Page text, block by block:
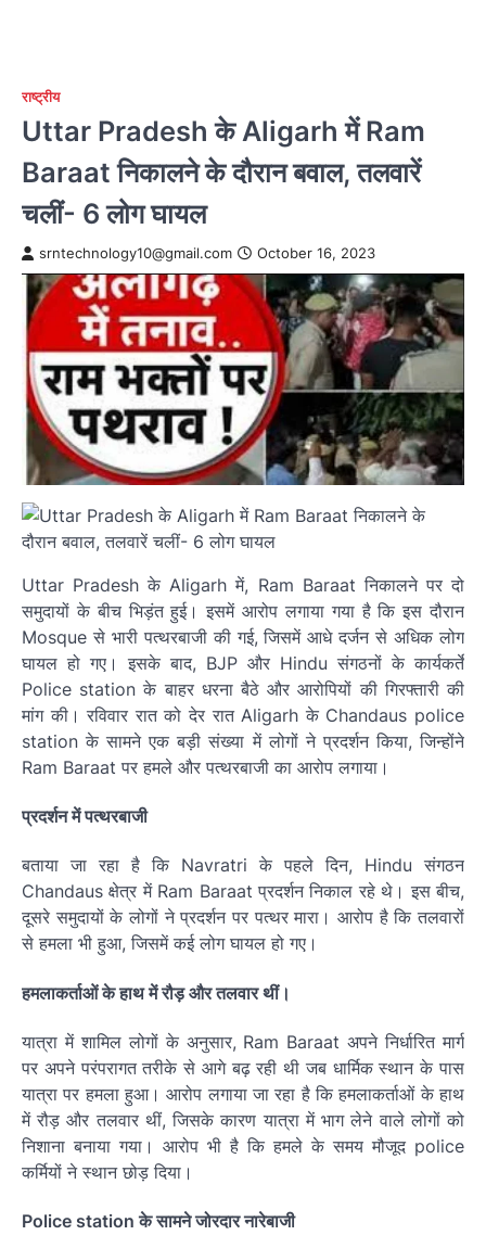
राष्ट्रीय
Uttar Pradesh के Aligarh में Ram
Baraat निकालने के दौरान बवाल, तलवारें
चलीं- 6 लोग घायल
srntechnology10@gmail.com October 16, 2023
Uttar Pradesh के Aligarh में, Ram Baraat निकालने पर दो
समुदायों के बीच भिड़ंत हुई। इसमें आरोप लगाया गया है कि इस दौरान
Mosque से भारी पत्थरबाजी की गई, जिसमें आधे दर्जन से अधिक लोग
घायल हो गए। इसके बाद, BJP और Hindu संगठनों के कार्यकर्ते
Police station के बाहर धरना बैठे और आरोपियों की गिरफ्तारी की
मांग की। रविवार रात को देर रात Aligarh के Chandaus police
station के सामने एक बड़ी संख्या में लोगों ने प्रदर्शन किया, जिन्होंने
Ram Baraat पर हमले और पत्थरबाजी का आरोप लगाया।
प्रदर्शन में पत्थरबाजी
बताया जा रहा है कि Navratri के पहले दिन, Hindu संगठन
Chandaus क्षेत्र में Ram Baraat प्रदर्शन निकाल रहे थे। इस बीच,
दूसरे समुदायों के लोगों ने प्रदर्शन पर पत्थर मारा। आरोप है कि तलवारों
से हमला भी हुआ, जिसमें कई लोग घायल हो गए।
हमलाकर्ताओं के हाथ में रौड़ और तलवार थीं।
यात्रा में शामिल लोगों के अनुसार, Ram Baraat अपने निर्धारित मार्ग
पर अपने परंपरागत तरीके से आगे बढ़ रही थी जब धार्मिक स्थान के पास
यात्रा पर हमला हुआ। आरोप लगाया जा रहा है कि हमलाकर्ताओं के हाथ
में रौड़ और तलवार थीं, जिसके कारण यात्रा में भाग लेने वाले लोगों को
निशाना बनाया गया। आरोप भी है कि हमले के समय मौजूद police
कर्मियों ने स्थान छोड़ दिया।
Police station के सामने जोरदार नारेबाजी